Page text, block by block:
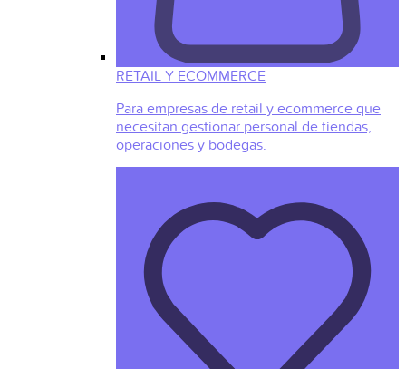
RETAIL Y ECOMMERCE
Para empresas de retail y ecommerce que
necesitan gestionar personal de tiendas,
operaciones y bodegas.